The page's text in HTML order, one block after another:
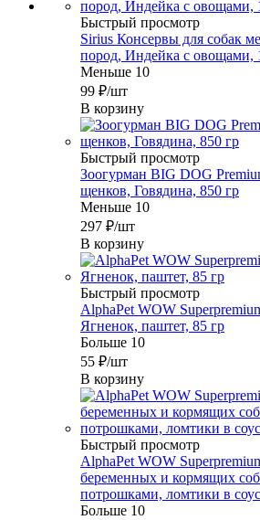
Быстрый просмотр
Sirius Консервы для собак
пород, Индейка с овощами,
Меньше 10
99 ₽/шт
В корзину
Быстрый просмотр
Зоогурман BIG DOG
щенков, Говядина, 850 гр
Меньше 10
297 ₽/шт
В корзину
Быстрый просмотр
AlphaPet WOW
Ягненок, паштет, 85 гр
Больше 10
55 ₽/шт
В корзину
Быстрый просмотр
AlphaPet WOW
беременных и кормящих
потрошками, ломтики в
Больше 10